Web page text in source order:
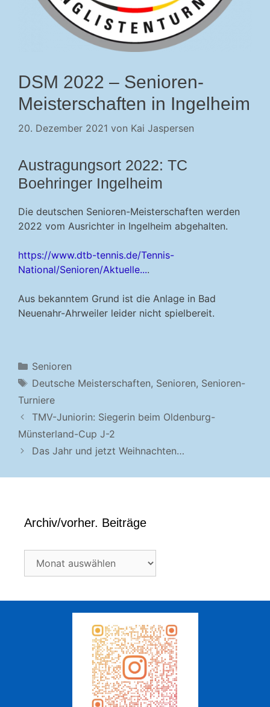
DSM 2022 – Senioren-
Meisterschaften in Ingelheim
20. Dezember 2021 von Kai Jaspersen
Austragungsort 2022: TC
Boehringer Ingelheim
Die deutschen Senioren-Meisterschaften werden
2022 vom Ausrichter in Ingelheim abgehalten.
https://www.dtb-tennis.de/Tennis-
National/Senioren/Aktuelle....
Aus bekanntem Grund ist die Anlage in Bad
Neuenahr-Ahrweiler leider nicht spielbereit.
Kategorien
Senioren
Schlagwörter
Deutsche Meisterschaften, Senioren, Senioren-
Turniere
TMV-Juniorin: Siegerin beim Oldenburg-
Münsterland-Cup J-2
Das Jahr und jetzt Weihnachten…
Archiv/vorher. Beiträge
Archiv/vorher.